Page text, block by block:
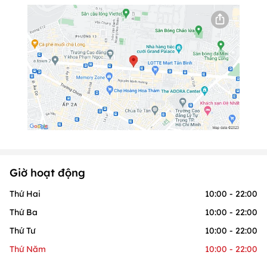
Giờ hoạt động
Thứ Hai
10:00 - 22:00
Thứ Ba
10:00 - 22:00
Thứ Tư
10:00 - 22:00
Thứ Năm
10:00 - 22:00